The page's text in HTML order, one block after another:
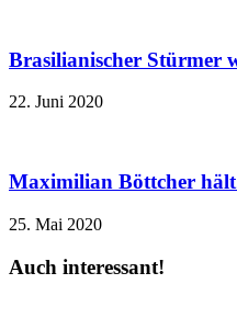
Brasilianischer Stürmer
22. Juni 2020
Maximilian Böttcher hält
25. Mai 2020
Auch interessant!